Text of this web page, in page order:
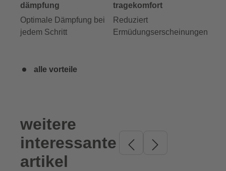
dämpfung
Optimale Dämpfung bei
jedem Schritt
tragekomfort
Reduziert
Ermüdungserscheinungen
alle vorteile
Produktgalerie überspringen
weitere
interessante
artikel